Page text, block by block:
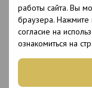
работы сайта. Вы
браузера. Нажмите
согласие на
ознакомиться на